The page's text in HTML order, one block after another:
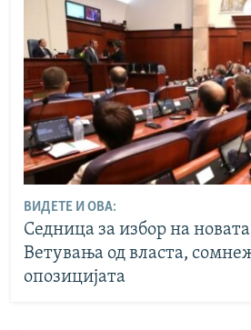
ВИДЕТЕ И ОВА:
Седница за избор на
Ветувања од власта,
опозицијата